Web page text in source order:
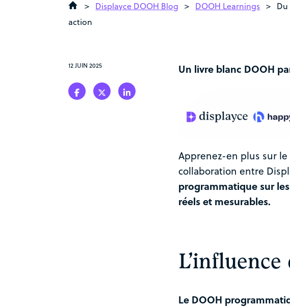
> Displayce DOOH Blog > DOOH Learnings >
action
12 JUIN 2025 Un livre blanc DOOH
Apprenez-en plus sur
collaboration entre
programmatique sur
réels et mesurables.
Le DOOH